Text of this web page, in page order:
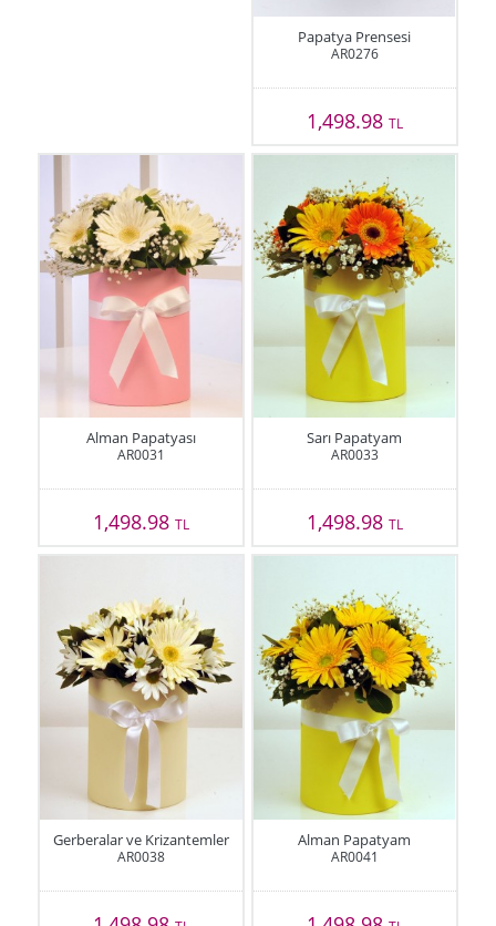
Papatya Prensesi
AR0276
1,498.98 TL
Alman Papatyası
AR0031
1,498.98TL
Sarı Papatyam
AR0033
1,498.98 TL
Gerberalar ve Krizantemler
AR0038
Alman Papatyam
AR0041